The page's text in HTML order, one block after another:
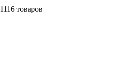
1116 товаров